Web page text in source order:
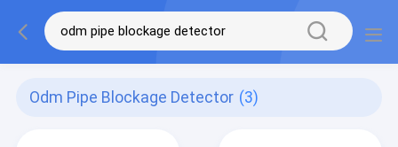
Odm Pipe Blockage Detector (3)